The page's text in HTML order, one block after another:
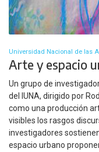
Universidad Nacional de las
Arte y espacio
Un grupo de
del IUNA, dirigido por
como una producción
visibles los rasgos
investigadores
espacio urbano